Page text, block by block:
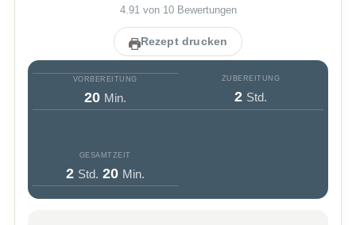
4.91von 10Bewertungen
Rezept drucken
VORBEREITUNG
20Minuten
Min.
ZUBEREITUNG
2 Stunden
Std.
GESAMTZEIT
2Stunden
Std. 20Minuten
Min.